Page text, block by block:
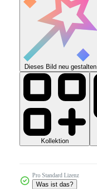
Dieses Bild neu gestalten
Kollektion
Pro Standard Lizenz
Was ist das?